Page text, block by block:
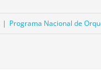
| Programa Nacional de